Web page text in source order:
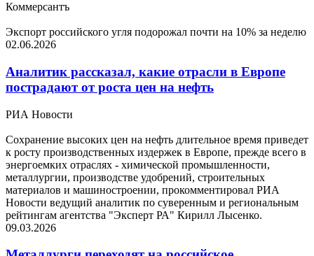
Коммерсантъ
Экспорт российского угля подорожал почти на 10% за неделю
02.06.2026
Аналитик рассказал, какие отрасли в Европе
пострадают от роста цен на нефть
РИА Новости
Сохранение высоких цен на нефть длительное время приведет
к росту производственных издержек в Европе, прежде всего в
энергоемких отраслях - химической промышленности,
металлургии, производстве удобрений, строительных
материалов и машиностроении, прокомментировал РИА
Новости ведущий аналитик по суверенным и региональным
рейтингам агентства "Эксперт РА" Кирилл Лысенко.
09.03.2026